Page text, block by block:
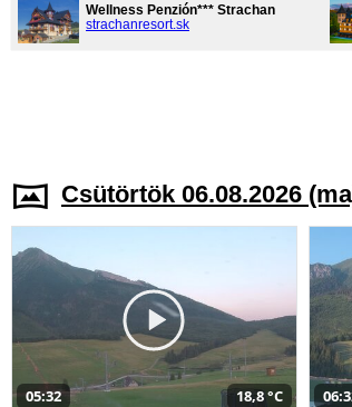
Wellness Penzión*** Strachan
strachanresort.sk
Csütörtök 06.08.2026
05:32 18,8 °C